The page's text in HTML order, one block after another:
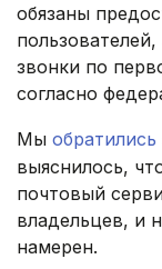
обязаны
звонки по
согласно
Мы обратились
выяснилось,
почтовый
владельцев, и
намерен.